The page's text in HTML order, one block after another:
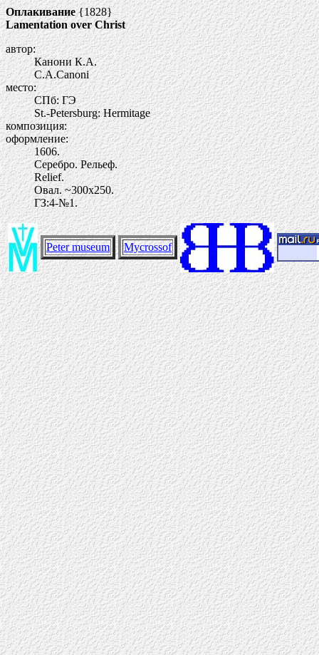
Оплакивание{1828}
Lamentation over Christ
автор:
Канони К.А.
C.A.Canoni
место:
СПб: ГЭ
St.-Petersburg: Hermitage
композиция:
оформление:
1606.
Серебро. Рельеф.
Relief.
Овал. ~300х250.
ГЗ:4-№1.
Peter museum Mycrossof